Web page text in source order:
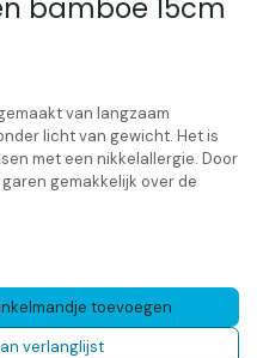
bamboe 15cm
van langzaam
licht van gewicht. Het is
met een nikkelallergie. Door
gemakkelijk over de
toevoegen
verlanglijst